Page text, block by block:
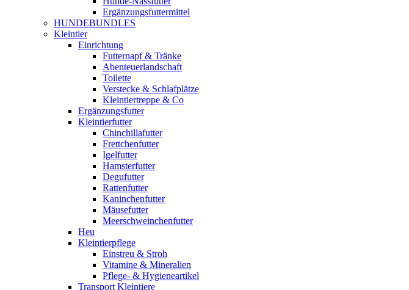
Ergänzungsfuttermittel
HUNDEBUNDLES
Kleintier
Einrichtung
Futternapf & Tränke
Abenteuerlandschaft
Toilette
Verstecke & Schlafplätze
Kleintiertreppe & Co
Ergänzungsfutter
Kleintierfutter
Chinchillafutter
Frettchenfutter
Igelfutter
Hamsterfutter
Degufutter
Rattenfutter
Kaninchenfutter
Mäusefutter
Meerschweinchenfutter
Heu
Kleintierpflege
Einstreu & Stroh
Vitamine & Mineralien
Pflege- & Hygieneartikel
Transport Kleintiere